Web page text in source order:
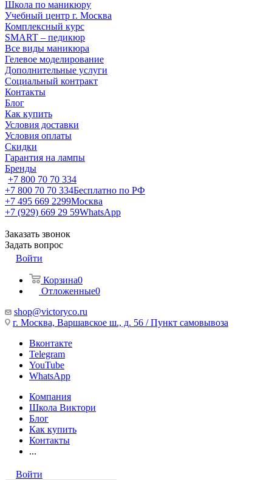
Школа по маникюру
Учебный центр г. Москва
Комплексный курс
SMART – педикюр
Все виды маникюра
Гелевое моделирование
Дополнительные услуги
Социальный контракт
Контакты
Блог
Как купить
Условия доставки
Условия оплаты
Скидки
Гарантия на лампы
Бренды
+7 800 70 70 334
+7 800 70 70 334Бесплатно по РФ
+7 495 669 2299Москва
+7 (929) 669 29 59WhatsApp
Заказать звонок
Задать вопрос
Войти
Корзина0
Отложенные0
shop@victoryco.ru
г. Москва, Варшавское ш., д. 56 / Пункт самовывоза
Вконтакте
Telegram
YouTube
WhatsApp
Компания
Школа Виктори
Блог
Как купить
Контакты
...
Войти